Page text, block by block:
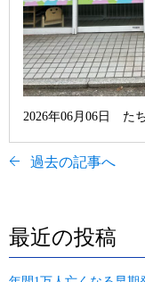
2026年06月06日 た
過去の記事へ
最近の投稿